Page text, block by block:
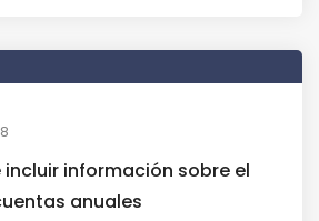
información sobre el
anuales